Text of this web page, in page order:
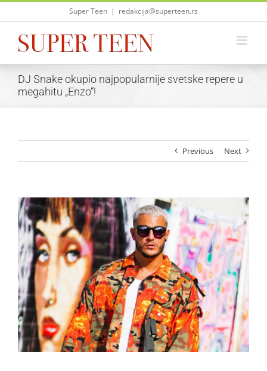
Skip
Super Teen | redakcija@superteen.rs
DJ Snake okupio najpopularnije svetske repere u
megahitu „Enzo“!
Previous Next
View
Larger
Image